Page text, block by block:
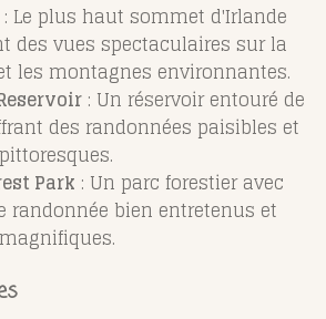
: Le plus haut sommet d'Irlande
des vues spectaculaires sur la
les montagnes environnantes.
: Un réservoir entouré de
des randonnées paisibles et
Park : Un parc forestier avec
randonnée bien entretenus et